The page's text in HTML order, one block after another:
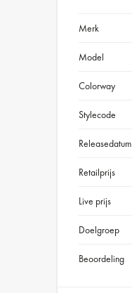
Merk
Model
Colorway
Stylecode
Releasedatum
Retailprijs
Live prijs
Doelgroep
Beoordeling